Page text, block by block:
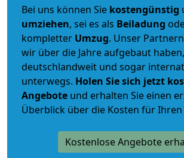
Bei uns können Sie kostengünstig
umziehen, sei es als Beiladung
kompletter Umzug. Unser
wir über die Jahre aufgebaut
deutschlandweit und sogar
unterwegs. Holen Sie sich jetzt
Angebote und erhalten Sie einen
Überblick über die Kosten für Ihren
Kostenlose Angebote